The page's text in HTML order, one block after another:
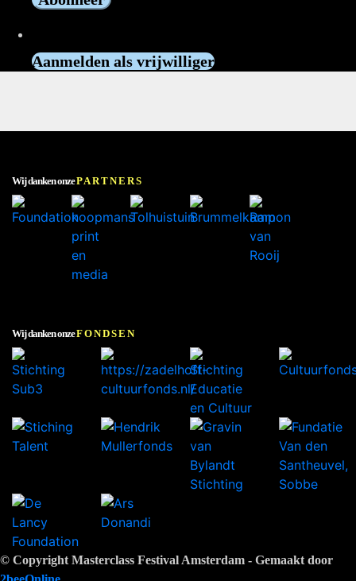
Aanmelden als vrijwilliger
Wij danken onzePARTNERS
Wij danken onzeFONDSEN
© Copyright Masterclass Festival Amsterdam - Gemaakt door